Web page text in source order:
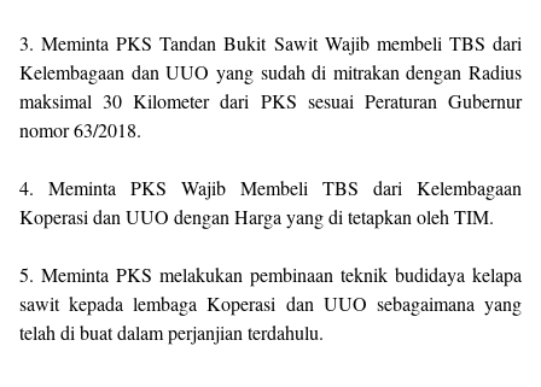
3. Meminta PKS Tandan Bukit Sawit Wajib membeli TBS dari
Kelembagaan dan UUO yang sudah di mitrakan dengan Radius
maksimal 30 Kilometer dari PKS sesuai Peraturan Gubernur
nomor 63/2018.
4. Meminta PKS Wajib Membeli TBS dari Kelembagaan
Koperasi dan UUO dengan Harga yang di tetapkan oleh TIM.
5. Meminta PKS melakukan pembinaan teknik budidaya kelapa
sawit kepada lembaga Koperasi dan UUO sebagaimana yang
telah di buat dalam perjanjian terdahulu.